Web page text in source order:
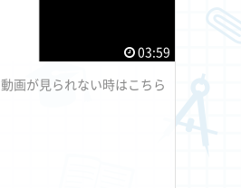
03:59
動画が見られない時はこちら